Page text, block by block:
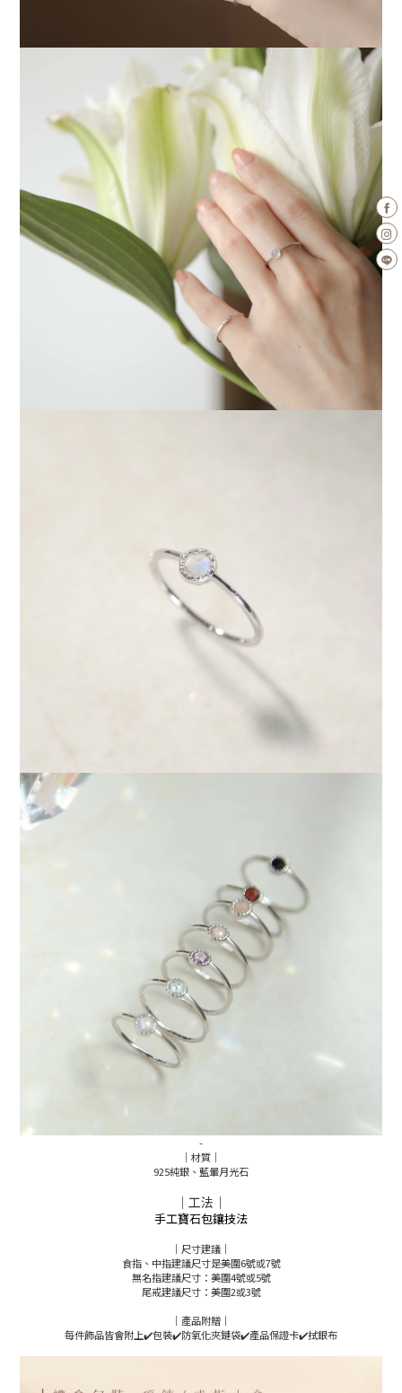
-
｜材質｜
925純銀、藍暈月光石
｜工法｜
手工寶石包鑲技法
｜尺寸建議｜
食指、中指建議尺寸是美圍6號或7號
無名指建議尺寸：美圍4號或5號
尾戒建議尺寸：美圍2或3號
｜產品附贈｜
每件飾品皆會附上✔️包裝✔️防氧化夾鏈袋✔️產品保證卡✔️拭銀布